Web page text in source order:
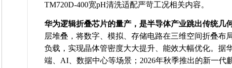
TM720D-400宽pH清洗适配严苛工况相关内容。
华为逻辑折叠芯片的量产，是半导体产业跳出传统几
层堆叠，将数字、模拟、存储电路在三维空间折叠
负载，实现晶体管密度大大提升、能效大幅优化。据
端、AI、数据中心等场景；2026年秋季推出的新一代